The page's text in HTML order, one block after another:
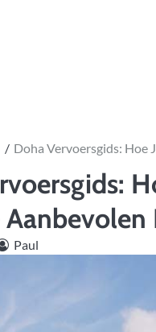
Doha Vervoersgids: Hoe
Paul